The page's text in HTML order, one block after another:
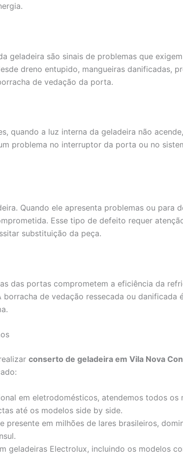
geladeira são sinais de problemas que
dreno entupido, mangueiras danificadas,
de vedação da porta.
quando a luz interna da geladeira não
problema no interruptor da porta ou no
Quando ele apresenta problemas ou para
Esse tipo de defeito requer
substituição da peça.
das portas comprometem a eficiência da
de vedação ressecada ou danificada
conserto de geladeira em Vila Nova
em eletrodomésticos, atendemos todos os
até os modelos side by side.
presente em milhões de lares brasileiros,
geladeiras Electrolux, incluindo os modelos